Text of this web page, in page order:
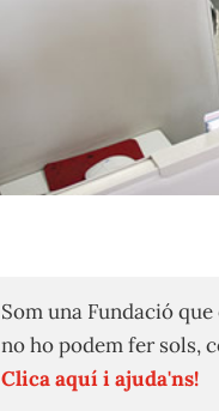
Som una Fundació
no ho podem fer sols,
Clica aquí i ajuda'ns!